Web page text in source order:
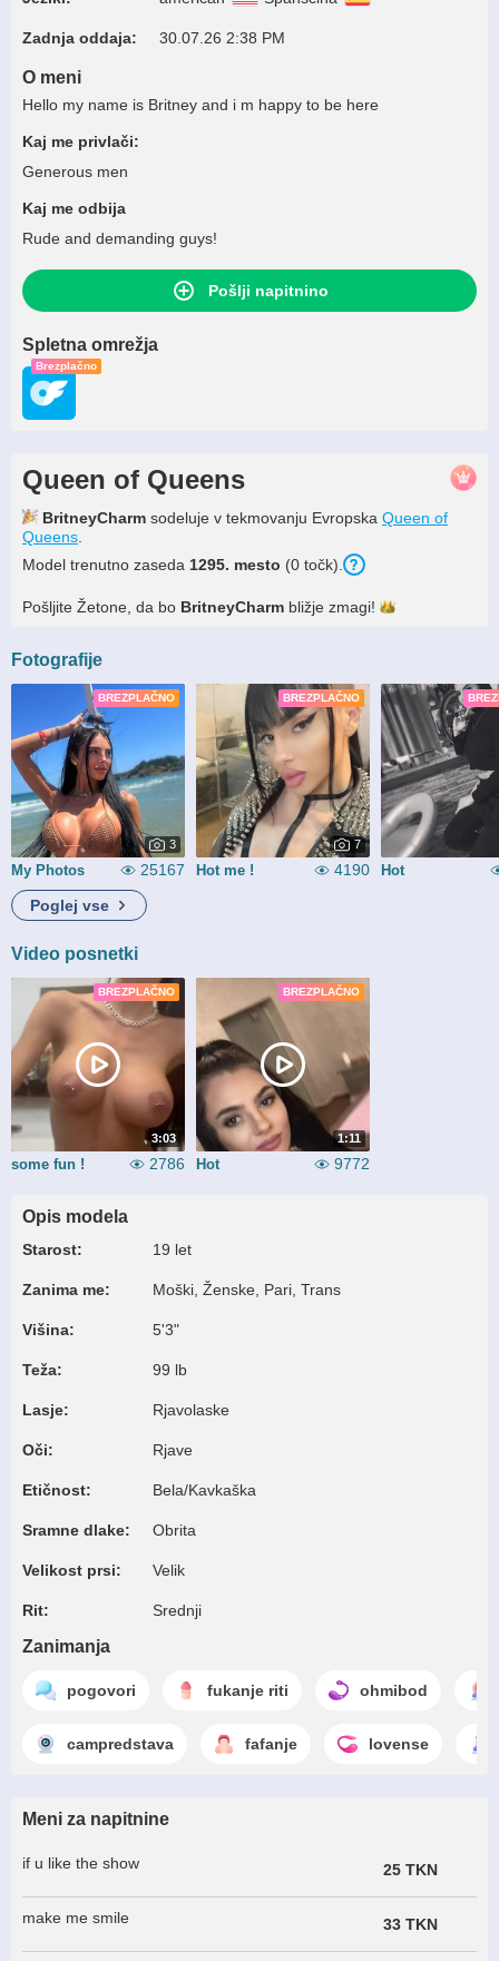
Zadnja oddaja: 30.07.26 2:38 PM
O meni
Hello my name is Britney and i m happy to be here
Kaj me privlači:
Generous men
Kaj me odbija
Rude and demanding guys!
Pošlji napitnino
Spletna omrežja
Brezplačno
Queen of Queens
BritneyCharm sodeluje v tekmovanju Evropska Queen of
Queens
Model trenutno zaseda 1295. mesto (0 točk).
Pošljite Žetone, da bo BritneyCharm bližje zmagi!
Fotografije
BREZPLAČNO
3
My Photos 25167
BREZPLAČNO
7
Hot me ! 4190 Hot
Poglej vse
Video posnetki
BREZPLAČNO
3:03
some fun ! 2786
BREZPLAČNO
1:11
Hot 9772
Opis modela
Starost: 19 let
Zanima me: Moški, Ženske, Pari, Trans
Višina: 5'3"
Teža: 99 lb
Lasje: Rjavolaske
Oči: Rjave
Etičnost: Bela/Kavkaška
Sramne dlake: Obrita
Velikost prsi: Velik
Rit: Srednji
Zanimanja
pogovori fukanje riti ohmibod
campredstava fafanje lovense
Meni za napitnine
if u like the show 25 TKN
make me smile 33 TKN